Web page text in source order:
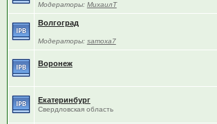
Модераторы: МихаилТ
Волгоград
Модераторы: samoxa7
Воронеж
Екатеринбург
Свердловская область